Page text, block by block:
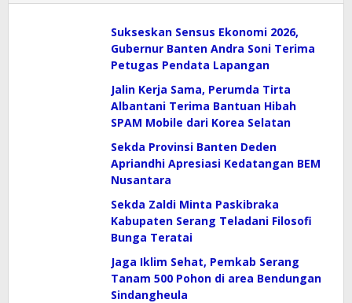
Sukseskan Sensus Ekonomi 2026,
Gubernur Banten Andra Soni Terima
Petugas Pendata Lapangan
Jalin Kerja Sama, Perumda Tirta
Albantani Terima Bantuan Hibah
SPAM Mobile dari Korea Selatan
Sekda Provinsi Banten Deden
Apriandhi Apresiasi Kedatangan BEM
Nusantara
Sekda Zaldi Minta Paskibraka
Kabupaten Serang Teladani Filosofi
Bunga Teratai
Jaga Iklim Sehat, Pemkab Serang
Tanam 500 Pohon di area Bendungan
Sindangheula